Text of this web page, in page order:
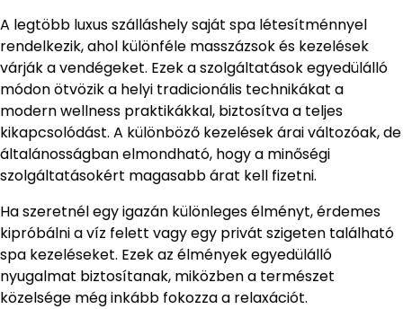
A legtöbb luxus szálláshely saját spa létesítménnyel
rendelkezik, ahol különféle masszázsok és kezelések
várják a vendégeket. Ezek a szolgáltatások egyedülálló
módon ötvözik a helyi tradicionális technikákat a
modern wellness praktikákkal, biztosítva a teljes
kikapcsolódást. A különböző kezelések árai változóak, de
általánosságban elmondható, hogy a minőségi
szolgáltatásokért magasabb árat kell fizetni.
Ha szeretnél egy igazán különleges élményt, érdemes
kipróbálni a víz felett vagy egy privát szigeten található
spa kezeléseket. Ezek az élmények egyedülálló
nyugalmat biztosítanak, miközben a természet
közelsége még inkább fokozza a relaxációt.